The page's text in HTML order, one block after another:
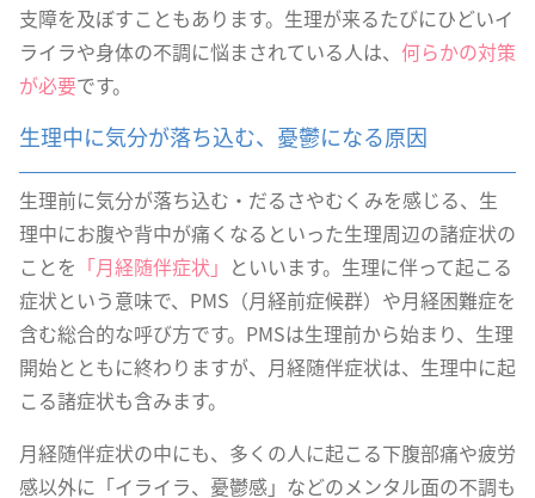
支障を及ぼすこともあります。生理が来るたびにひどいイ
ライラや身体の不調に悩まされている人は、 何らかの対策
が必要です。
生理中に気分が落ち込む、憂鬱になる原因
生理前に気分が落ち込む・だるさやむくみを感じる、生
理中にお腹や背中が痛くなるといった生理周辺の諸症状の
ことを 「月経随伴症状」 といいます。生理に伴って起こる
症状という意味で、PMS（月経前症候群）や月経困難症を
含む総合的な呼び方です。PMSは生理前から始まり、生理
開始とともに終わりますが、月経随伴症状は、生理中に起
こる諸症状も含みます。
月経随伴症状の中にも、多くの人に起こる下腹部痛や疲労
感以外に「イライラ、憂鬱感」などのメンタル面の不調も